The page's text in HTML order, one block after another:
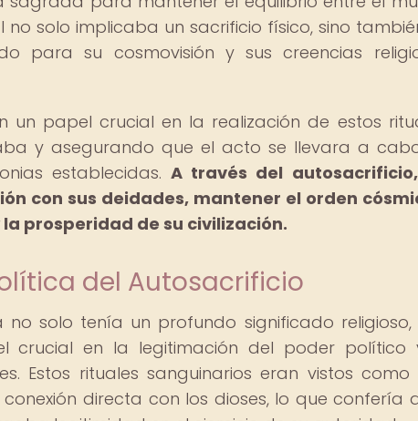
no solo implicaba un sacrificio físico, sino
para su cosmovisión y sus creencias
un papel crucial en la realización de estos
y asegurando que el acto se llevara a
establecidas.A través del
con sus deidades, mantener el orden
prosperidad de su civilización.
del Autosacrificio
no solo tenía un profundo significado religioso,
crucial en la legitimación del poder político
Estos rituales sanguinarios eran vistos como
directa con los dioses, lo que confería